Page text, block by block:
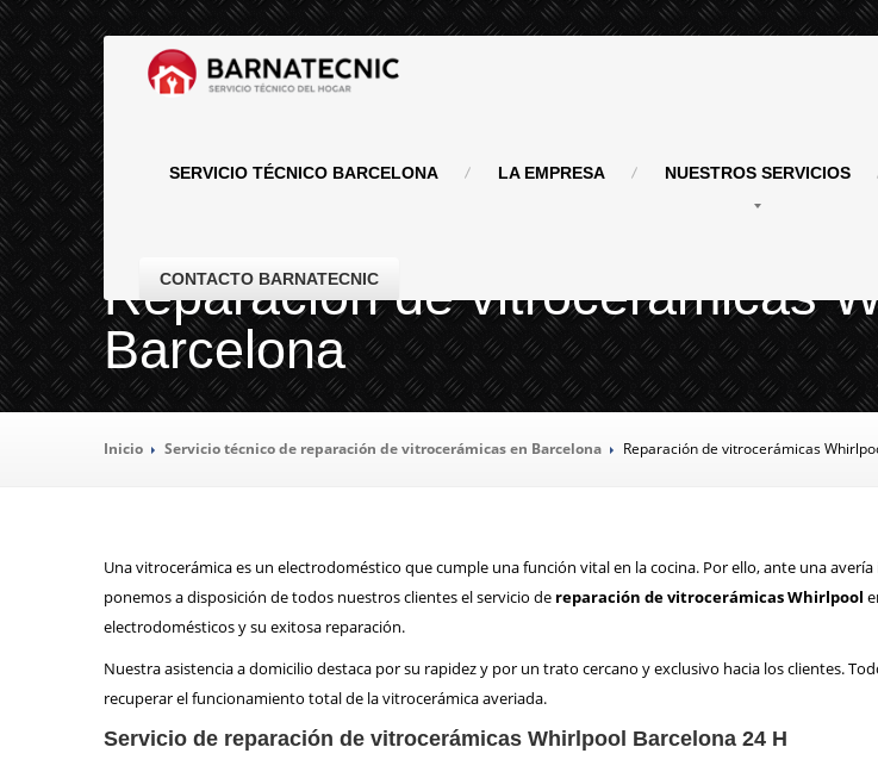
SERVICIO TÉCNICO BARCELONA LAEMPRESA NUESTROS SERVICIOS
CONTACTO BARNATECNIC
Reparación de vitrocerámicas
Barcelona
Inicio Serviciotécnico de reparación de vitrocerámicas en Barcelona Reparaciónde vitrocerámicas
Una vitrocerámica es un electrodoméstico que cumple una función vital en la cocina. Por ello, ante una
ponemos a disposición de todos nuestros clientes el servicio de reparación de vitrocerámicas Whirlpool
electrodomésticos y su exitosa reparación.
Nuestra asistencia a domicilio destaca por su rapidez y por un trato cercano y exclusivo hacia los clientes.
recuperar el funcionamiento total de la vitrocerámica averiada.
Servicio de reparación de vitrocerámicas Whirlpool Barcelona 24 H